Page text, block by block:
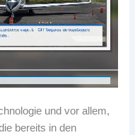
und vor allem,
bereits in den